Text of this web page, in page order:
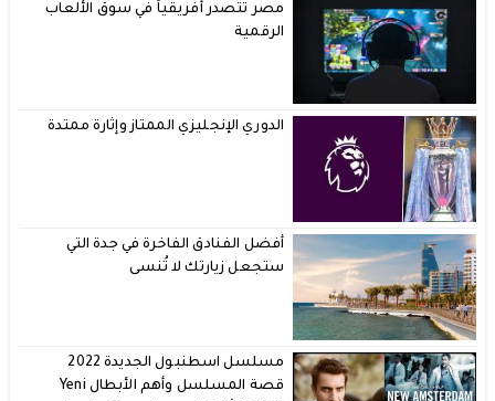
مصر تتصدر أفريقياً في سوق الألعاب
الرقمية
الدوري الإنجليزي الممتاز وإثارة ممتدة
أفضل الفنادق الفاخرة في جدة التي
ستجعل زيارتك لا تُنسى
مسلسل اسطنبول الجديدة 2022
قصة المسلسل وأهم الأبطال Yeni